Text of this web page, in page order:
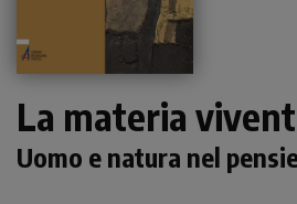
La materia
Uomo e natura nel